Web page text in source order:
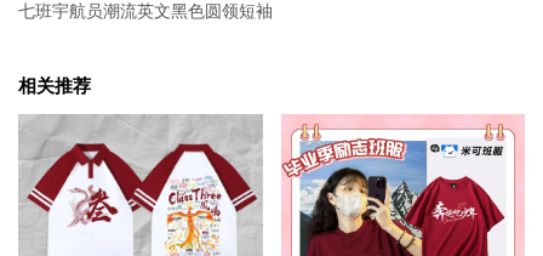
七班宇航员潮流英文黑色圆领短袖
相关推荐